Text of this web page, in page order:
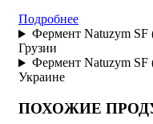
Подробнее
Фермент Natuzym SF
Грузии
Фермент Natuzym SF
Украине
ПОХОЖИЕ